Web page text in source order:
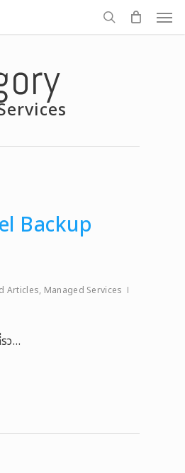
search
Backup
Articles, Managed Services
ว…